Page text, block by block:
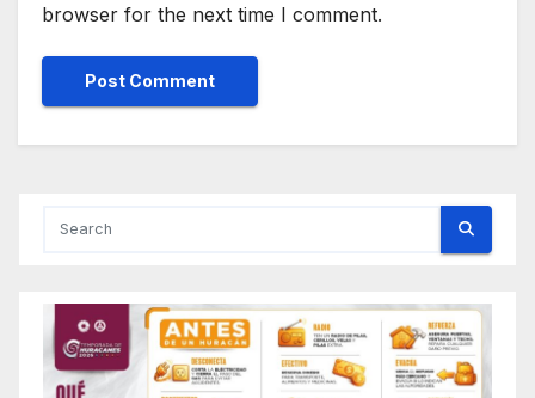
browser for the next time I comment.